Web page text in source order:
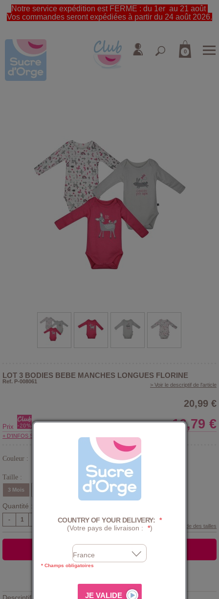
Notre service expédition est FERME : du 1er au 21 août
Vos commandes seront expédiées à partir du 24 août 2026.
0
LOT 3 BODIES BEBE MANCHES LONGUES FLORINE
Ref. P-008061
> Voir le descriptif de l'article
20,99 €
Prix 16,79 €
+ D'INFOS SUR LE CLUB
Couleur :
Taille :
3 Mois 12 Mois 18 Mois
Quantité :
-
Guide des tailles
AJOUTER AU PANIER
COUNTRY OF YOUR DELIVERY: *
(Votre pays de livraison :
*)
* Champs obligatoires